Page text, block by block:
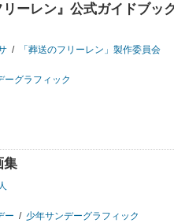
ーレン』公式ガイドブッ
/
「葬送のフリーレン」製作委員会
ーグラフィック
集
ー / 少年サンデーグラフィック